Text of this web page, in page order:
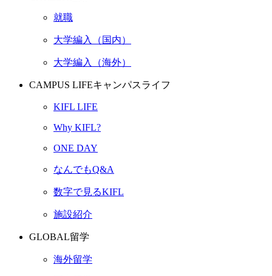
就職
大学編入（国内）
大学編入（海外）
CAMPUS LIFEキャンパスライフ
KIFL LIFE
Why KIFL?
ONE DAY
なんでもQ&A
数字で見るKIFL
施設紹介
GLOBAL留学
海外留学